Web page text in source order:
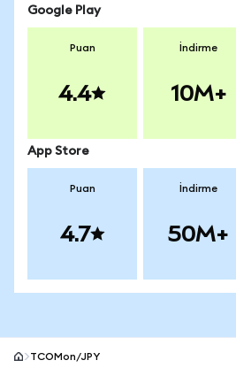
Google Play
Puan
4.4
İndirme
10M+
App Store
Puan
4.7
İndirme
50M+
TCOMon/JPY